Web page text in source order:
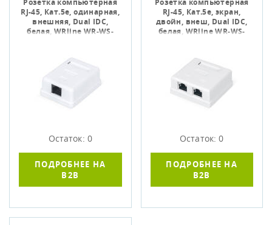
Розетка компьютерная
RJ-45, Кат.5е, одинарная,
внешняя, Dual IDC,
белая, WRline WR-WS-
Остаток: 0
ПОДРОБНЕЕ НА
B2B
Розетка компьютерная
RJ-45, Кат.5е, экран,
двойн, внеш, Dual IDC,
белая, WRline WR-WS-
Остаток: 0
ПОДРОБНЕЕ НА
B2B